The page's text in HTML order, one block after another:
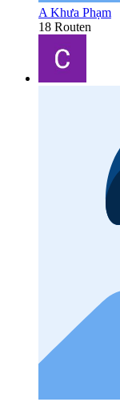
A Khưa Phạm
18 Routen